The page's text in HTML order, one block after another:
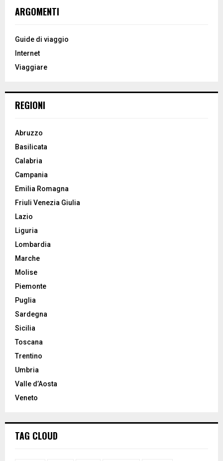
h
o
:
ARGOMENTI
Guide di viaggio
Internet
Viaggiare
REGIONI
Abruzzo
Basilicata
Calabria
Campania
Emilia Romagna
Friuli Venezia Giulia
Lazio
Liguria
Lombardia
Marche
Molise
Piemonte
Puglia
Sardegna
Sicilia
Toscana
Trentino
Umbria
Valle d’Aosta
Veneto
TAG CLOUD